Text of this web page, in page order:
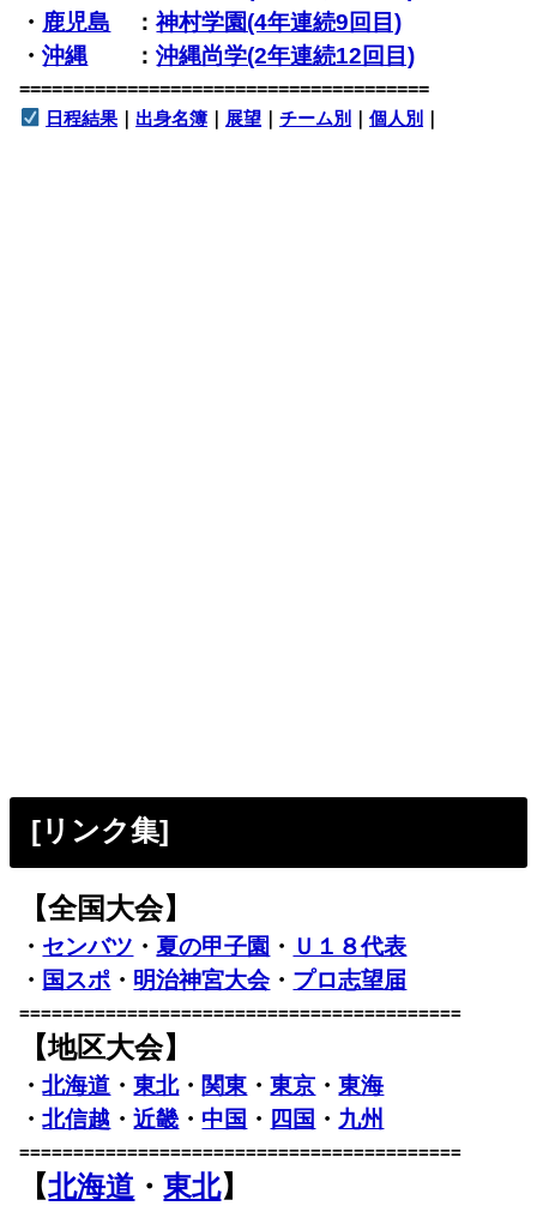
・ 鹿児島 ：神村学園(4年連続9回目)
・沖縄 ：沖縄尚学(2年連続12回目)
======================================
日程結果 ｜ 出身名簿 ｜ 展望 ｜チーム別 ｜個人別 ｜
[リンク集]
【全国大会】
・ センバツ ・ 夏の甲子園 ・ Ｕ１８代表
・ 国スポ ・ 明治神宮大会・ プロ志望届
=========================================
【地区大会】
・北海道 ・東北・ 関東 ・東京 ・東海
・北信越 ・近畿 ・ 中国 ・ 四国 ・ 九州
=========================================
【北海道 ・ 東北】